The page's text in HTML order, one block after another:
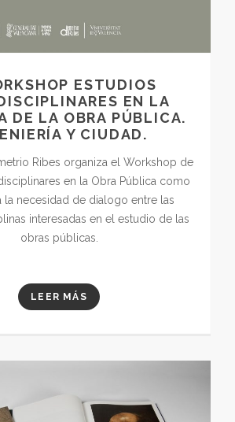
ESTUDIOS
EN LA
DE LA OBRA PÚBLICA.
Y CIUDAD.
Ribes organiza el Workshop de
en la Obra Pública como
la necesidad de dialogo entre las
interesadas en el estudio de las
obras públicas.
LEER MÁS